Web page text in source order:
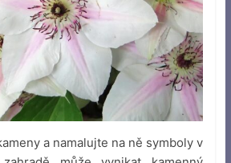
a namalujte na ně symboly v